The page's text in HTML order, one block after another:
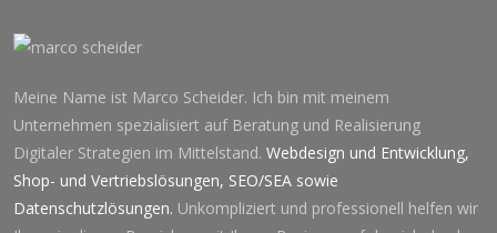
Meine Name ist Marco Scheider. Ich bin mit meinem
Unternehmen spezialisiert auf Beratung und Realisierung
Digitaler Strategien im Mittelstand. Webdesign und Entwicklung,
Shop- und Vertriebslösungen, SEO/SEA sowie
Datenschutzlösungen. Unkompliziert und professionell helfen wir